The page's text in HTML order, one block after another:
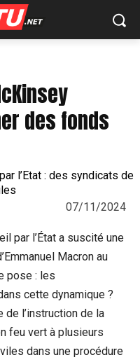
des fonds
07/11/2024
par l’État a suscité une
Macron au
pose : les
cette dynamique ?
de l’instruction de la
feu vert à plusieurs
dans une procédure